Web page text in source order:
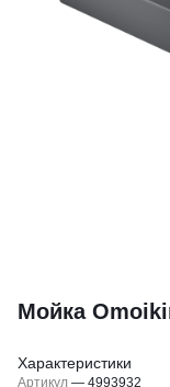
Мойка
Характеристики
Артикул — 4993932